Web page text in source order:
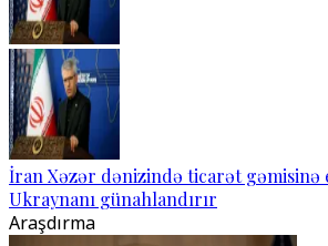
İran Xəzər dənizində ticarət gəmisinə
Ukraynanı günahlandırır
Araşdırma